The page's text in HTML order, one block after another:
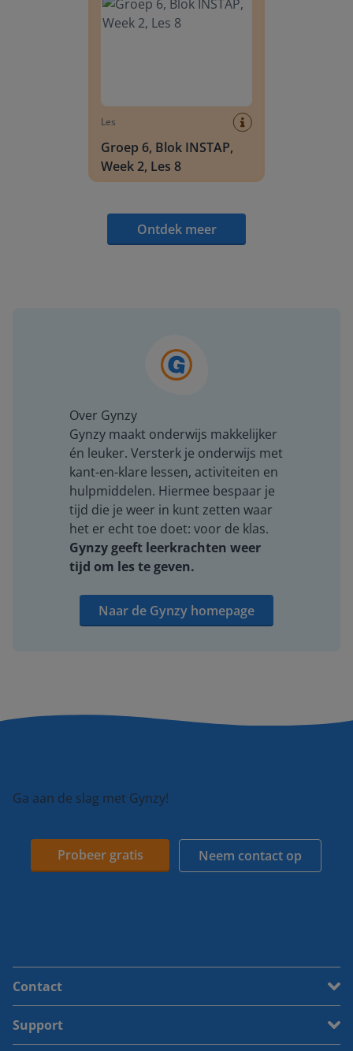
Les
Groep 6, Blok INSTAP,
Week 2, Les 8
Ontdek meer
Over Gynzy
Gynzy maakt onderwijs makkelijker
én leuker. Versterk je onderwijs met
kant-en-klare lessen, activiteiten en
hulpmiddelen. Hiermee bespaar je
tijd die je weer in kunt zetten waar
het er echt toe doet: voor de klas.
Gynzy geeft leerkrachten weer
tijd om les te geven.
Naar de Gynzy homepage
Ga aan de slag met Gynzy!
Probeer gratis Neem contact op
Contact
Support